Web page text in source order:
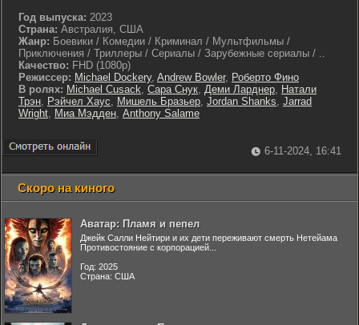
Год выпуска: 2023
Страна: Австралия, США
Жанр: Боевики / Комедии / Криминал / Мультфильмы /
Приключения / Триллеры / Сериалы / Зарубежные сериалы / ..
Качество: FHD (1080p)
Режиссер: Michael Dockery, Andrew Bowler, Роберто Фино
В ролях: Michael Cusack, Сара Снук, Деми Ларднер, Натали
Трэн, Рэйчел Хаус, Мишель Бразьер, Jordan Shanks, Jarrad
Wright, Миа Мэдден, Anthony Salame
6-11-2024, 16:41
Скоро на киного
Аватар: Пламя и пепел
Джейк Салли Нейтири и их дети переживают смерть Нетейама
Противостояние с корпорацией...
Год: 2025
Страна: США